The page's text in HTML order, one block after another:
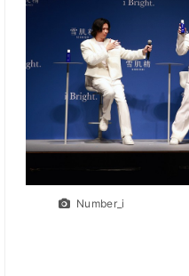
Number_i